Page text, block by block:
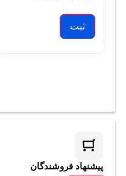
پیشنهاد فروشندگان